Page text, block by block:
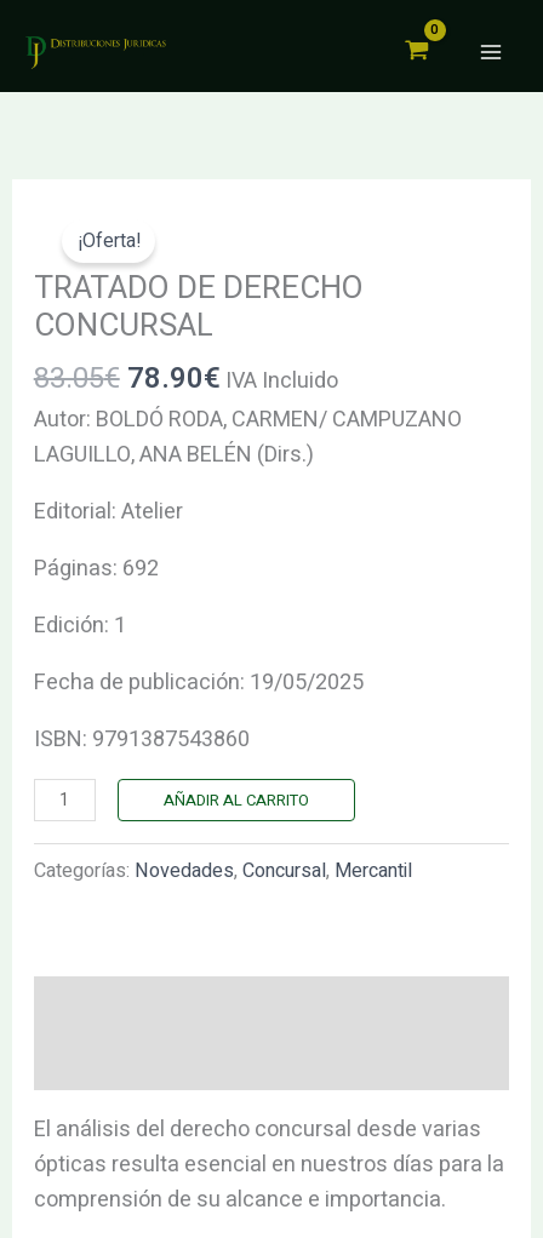
contenido
¡Oferta!
TRATADO DE DERECHO
CONCURSAL
83.05€
precio
original
era:
83.05€.
78.90€
actual
IVA Incluido
Autor: BOLDÓ RODA, CARMEN/ CAMPUZANO
LAGUILLO, ANA BELÉN (Dirs.)
Editorial: Atelier
Páginas: 692
Edición: 1
Fecha de publicación: 19/05/2025
ISBN: 9791387543860
DERECHO
CONCURSAL
AÑADIR AL CARRITO
Categorías: Novedades, Concursal, Mercantil
El análisis del derecho concursal desde varias
ópticas resulta esencial en nuestros días para la
comprensión de su alcance e importancia.
CONCURSAL
cantidad